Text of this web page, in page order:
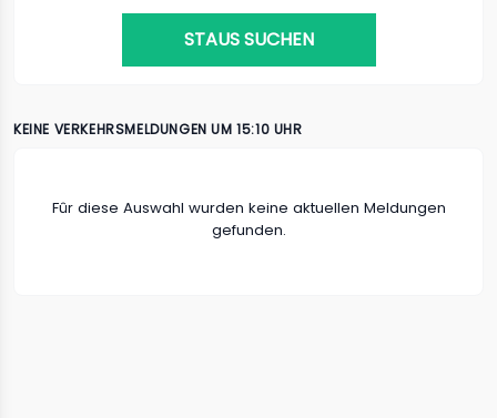
STAUS SUCHEN
KEINE VERKEHRSMELDUNGEN UM 15:10 UHR
Fûr diese Auswahl wurden keine aktuellen Meldungen
gefunden.